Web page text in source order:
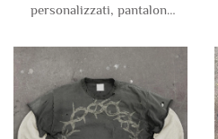
personalizzati, pantaloni
neoprene di cotone
poliestere, con zip e
gamba aperta, vuoti per
uomo